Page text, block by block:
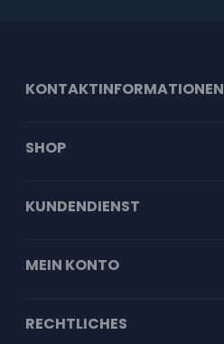
KONTAKTINFORMATIONEN
SHOP
KUNDENDIENST
MEIN KONTO
RECHTLICHES